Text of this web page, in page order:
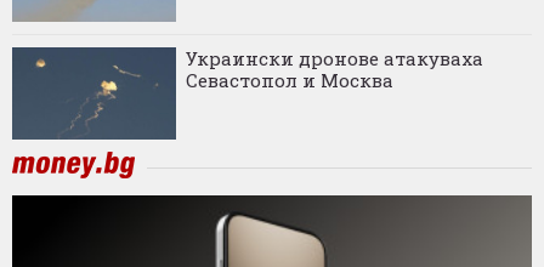
Украински дронове атакуваха
Севастопол и Москва